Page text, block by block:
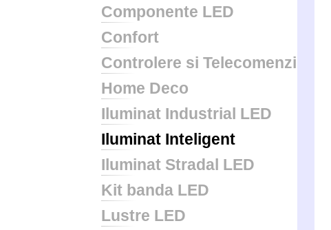
Componente LED
Confort
Controlere si Telecomenzi
Home Deco
Iluminat Industrial LED
Iluminat Inteligent
Iluminat Stradal LED
Kit banda LED
Lustre LED